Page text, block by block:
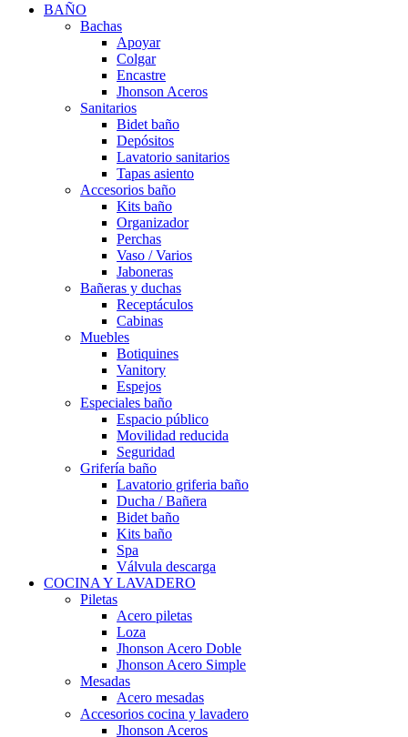
BAÑO
Bachas
Apoyar
Colgar
Encastre
Jhonson Aceros
Sanitarios
Bidet baño
Depósitos
Lavatorio sanitarios
Tapas asiento
Accesorios baño
Kits baño
Organizador
Perchas
Vaso / Varios
Jaboneras
Bañeras y duchas
Receptáculos
Cabinas
Muebles
Botiquines
Vanitory
Espejos
Especiales baño
Espacio público
Movilidad reducida
Seguridad
Grifería baño
Lavatorio griferia baño
Ducha / Bañera
Bidet baño
Kits baño
Spa
Válvula descarga
COCINA Y LAVADERO
Piletas
Acero piletas
Loza
Jhonson Acero Doble
Jhonson Acero Simple
Mesadas
Acero mesadas
Accesorios cocina y lavadero
Jhonson Aceros